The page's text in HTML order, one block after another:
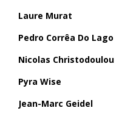
Laure Murat
Pedro Corrêa Do Lago
Nicolas Christodoulou
Pyra Wise
Jean-Marc Geidel